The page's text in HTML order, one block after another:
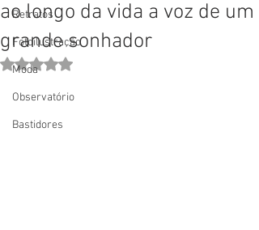
Retratos
Fotoilustração
Moda
Observatório
Bastidores
ao longo da vida a voz de um
grande sonhador
Avaliado com NaN de 5 estrelas.